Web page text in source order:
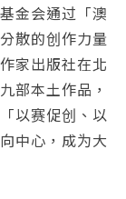
金会通过「澳
散的创作力量
家出版社在北
部本土作品，
以赛促创、以
中心，成为大